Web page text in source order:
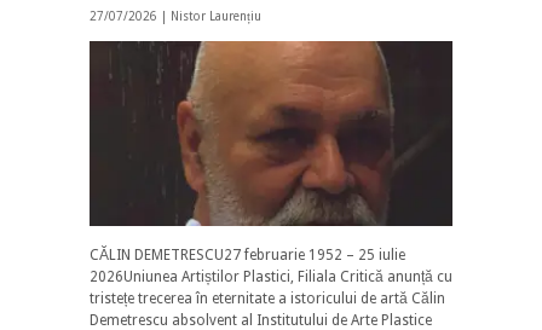
27/07/2026 | Nistor Laurențiu
CĂLIN DEMETRESCU27 februarie 1952 – 25 iulie
2026Uniunea Artiștilor Plastici, Filiala Critică anunță cu
tristețe trecerea în eternitate a istoricului de artă Călin
Demetrescu absolvent al Institutului de Arte Plastice